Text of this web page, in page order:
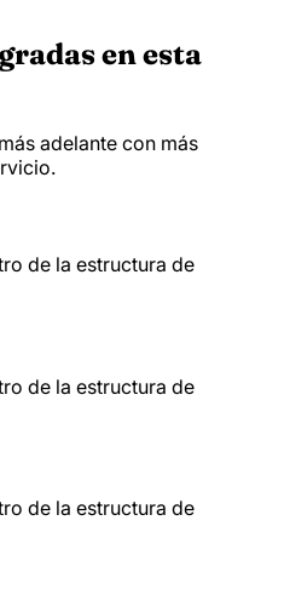
en esta
adelante con más
de la estructura de
de la estructura de
de la estructura de